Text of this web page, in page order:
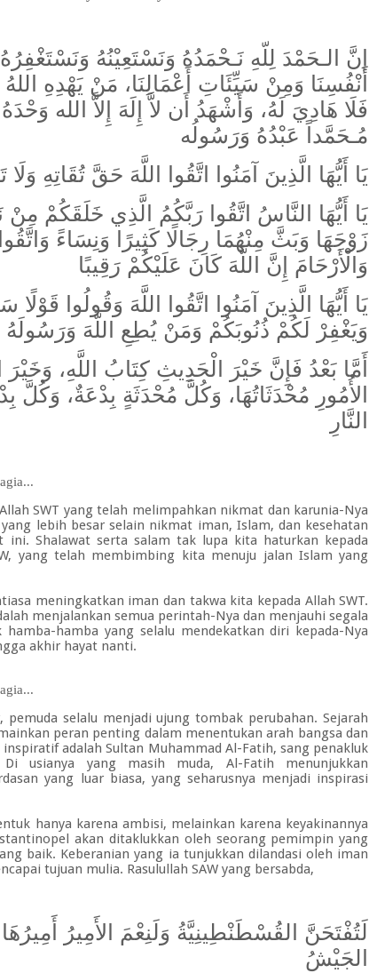
إنَّ الـحَمْدَ لِلّهِ نَـحْمَدُهُ وَنَسْتَعِيْنُهُ
أَنْفُسِنَا وَمِنْ سَيِّئَاتِ أَعْمَالِنَا، مَنْ يَهْدِهِ
فَلَا هَادِيَ لَهُ، وَأَشْهَدُ أَن لاَّ إِلَهَ إِلاَّ الله
مُـحَمَّداً عَبْدُهُ وَرَسُولُه
يَا أَيُّهَا الَّذِينَ آمَنُوا اتَّقُوا اللَّهَ حَقَّ تُقَاتِهِ
يَا أَيُّهَا النَّاسُ اتَّقُوا رَبَّكُمُ الَّذِي خَلَقَكُمْ
زَوْجَهَا وَبَثَّ مِنْهُمَا رِجَالًا كَثِيرًا وَنِسَاءً
وَالْأَرْحَامَ إِنَّ اللَّهَ كَانَ عَلَيْكُمْ رَقِيبًا
يَا أَيُّهَا الَّذِينَ آمَنُوا اتَّقُوا اللَّهَ وَقُولُوا
وَيَغْفِرْ لَكُمْ ذُنُوبَكُمْ وَمَنْ يُطِعِ اللَّهَ
أَمَّا بَعْدُ فَإِنَّ خَيْرَ الْحَدِيثِ كِتَابُ اللَّهِ،
الأُمُورِ مُحْدَثَاتُهَا، وَكُلَّ مُحْدَثَةٍ بِدْعَةٌ، وَكُلَّ
النَّارِ
SWT yang telah melimpahkan nikmat dan karunia-Nya
lebih besar selain nikmat iman, Islam, dan kesehatan
ini. Shalawat serta salam tak lupa kita haturkan kepada
yang telah membimbing kita menuju jalan Islamyang
meningkatkan iman dan takwa kita kepada Allah SWT.
menjalankan semua perintah-Nya dan menjauhi segala
hamba yang selalu mendekatkan diri kepada-Nya
akhir hayat nanti.
pemuda selalu menjadi ujung tombak perubahan. Sejarah
peran penting dalam menentukan arah bangsa dan
adalah Sultan Muhammad Al-Fatih, sang penakluk
usianya yang masih muda, Al-Fatih menunjukkan
yang luar biasa, yang seharusnya menjadi inspirasi
hanya karena ambisi, melainkan karena keyakinannya
akan ditaklukkan oleh seorang pemimpin yang
baik. Keberanian yang ia tunjukkan dilandasi oleh iman
tujuan mulia. Rasulullah SAW yang bersabda,
لَتُفْتَحَنَّ القُسْطَنْطِينِيَّةُ وَلَنِعْمَ الأَمِيرُ
الجَيْشُ